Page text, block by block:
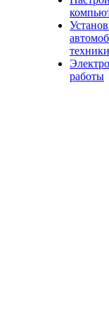
техники
работы